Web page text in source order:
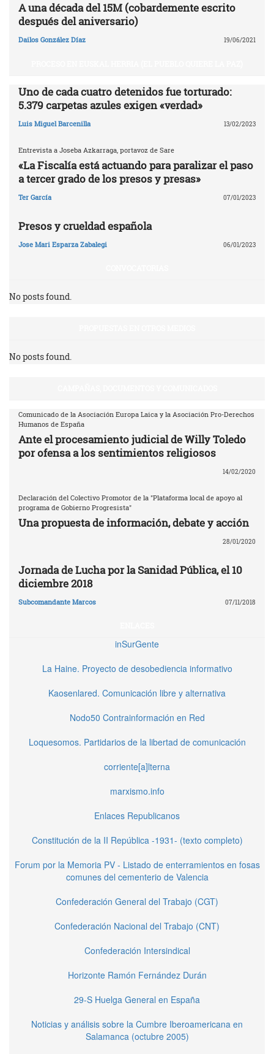
A una década del 15M (cobardemente escrito
después del aniversario)
Dailos González Díaz 19/06/2021
Uno de cada cuatro detenidos fue torturado:
5.379 carpetas azules exigen «verdad»
Luis Miguel Barcenilla 13/02/2023
Entrevista a Joseba Azkarraga, portavoz de Sare
«La Fiscalía está actuando para paralizar el paso
a tercer grado de los presos y presas»
Ter García 07/01/2023
Presos y crueldad española
Jose Mari Esparza Zabalegi 06/01/2023
No posts found.
No posts found.
Comunicado de la Asociación Europa Laica y la Asociación Pro-Derechos
Humanos de España
Ante el procesamiento judicial de Willy Toledo
por ofensa a los sentimientos religiosos
14/02/2020
Declaración del Colectivo Promotor de la "Plataforma local de apoyo al
programa de Gobierno Progresista"
Una propuesta de información, debate y acción
28/01/2020
Jornada de Lucha por la Sanidad Pública, el 10
diciembre 2018
Subcomandante Marcos 07/11/2018
inSurGente
La Haine. Proyecto de desobediencia informativo
Kaosenlared. Comunicación libre y alternativa
Nodo50 Contrainformación en Red
Loquesomos. Partidarios de la libertad de comunicación
corriente[a]lterna
marxismo.info
Enlaces Republicanos
Constitución de la II República -1931- (texto completo)
Forum por la Memoria PV - Listado de enterramientos en fosas
comunes del cementerio de Valencia
Confederación General del Trabajo (CGT)
Confederación Nacional del Trabajo (CNT)
Confederación Intersindical
Horizonte Ramón Fernández Durán
29-S Huelga General en España
Noticias y análisis sobre la Cumbre Iberoamericana en
Salamanca (octubre 2005)